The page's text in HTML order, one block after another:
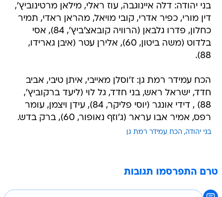
בני יהודה: דלה איינוגבה, עוז ראלי, מילאן מרטינוביץ',
דין מורי, כפיר אדרי, קובי מויאל, מהראן ראדי, תמיר
כחלון, פדרו גלבאן (הרוויה קובאצ'ביץ', 84), אסי
בלדוט (משה ביטון, 60), אלירן עטר (איבן גארידו,
88).
הכח עמידר רמת גן: ז'וסלן מאייבי, איתן טיבי, אביב
חדד, ישראל ראש, בני חדד, גל לוי (ליעד ברקוביץ',
88) , דידי אונגר (יוסי פליקר, 84), עידן ויצמן, עומר
רפס, אמיר אבו עראר (ג'וזף נאופור, 60), ברק בדש.
בני יהודה הכח עמידר רמת גן
טרם התפרסמו תגובות